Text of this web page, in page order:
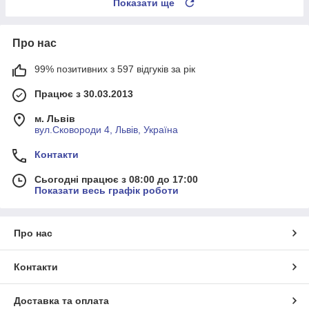
Показати ще
Про нас
99% позитивних з 597 відгуків за рік
Працює з 30.03.2013
м. Львів
вул.Сковороди 4, Львів, Україна
Контакти
Сьогодні працює з 08:00 до 17:00
Показати весь графік роботи
Про нас
Контакти
Доставка та оплата